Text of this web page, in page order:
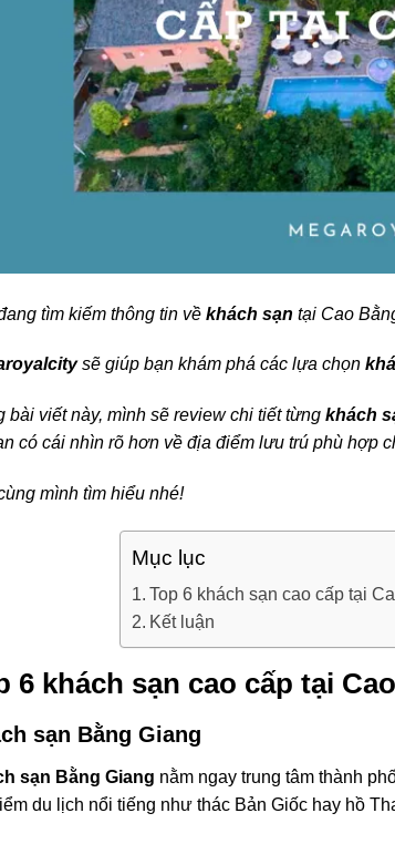
tìm kiếm thông tin về khách sạn tại Cao
sẽ giúp bạn khám phá các lựa chọn
bài viết này, mình sẽ review chi tiết từng khách
có cái nhìn rõ hơn về địa điểm lưu trú phù hợp
mình tìm hiểu nhé!
Mục lục
Top 6 khách sạn cao cấp tại
Kết luận
6 khách sạn cao cấp tại
sạn Bằng Giang
sạn Bằng Giang nằm ngay trung tâm thành
du lịch nổi tiếng như thác Bản Giốc hay hồ